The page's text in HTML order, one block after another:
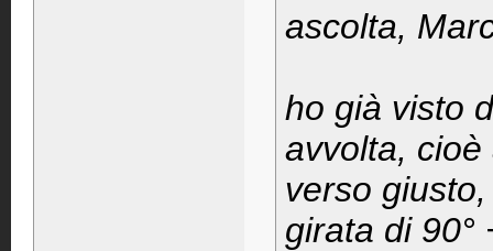
ascolta,
ho già visto
avvolta,
verso
girata di 90°